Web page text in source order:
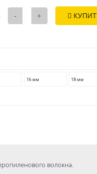
- +
16 мм 18 мм
волокна.